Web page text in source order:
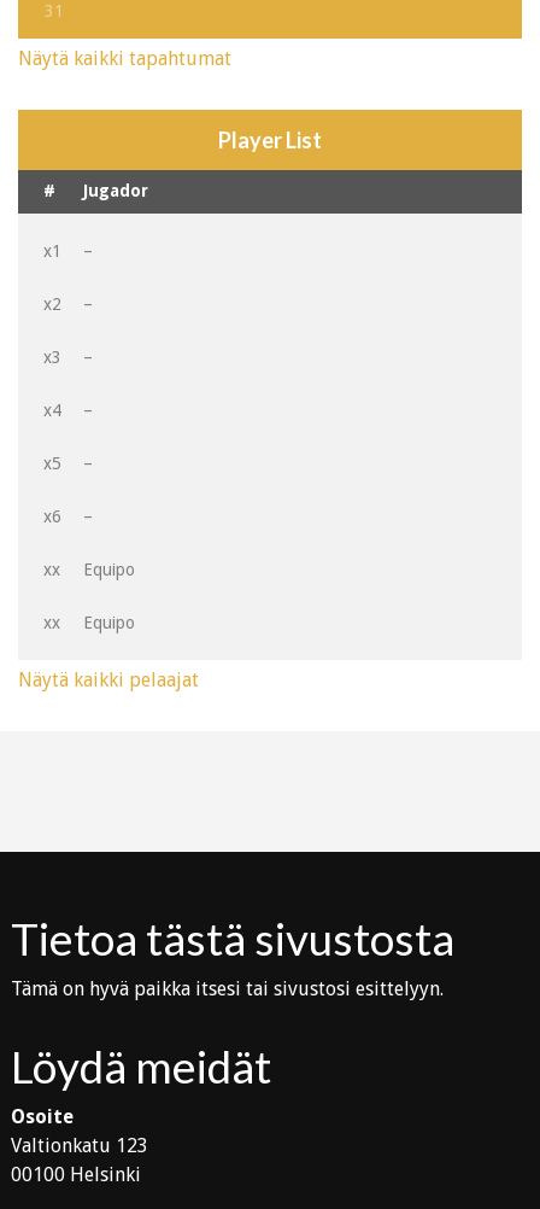
31
Näytä kaikki tapahtumat
Player List
# Jugador
x1 –
x2 –
x3 –
x4 –
x5 –
x6 –
xx Equipo
xx Equipo
Näytä kaikki pelaajat
Tietoa tästä sivustosta
Tämä on hyvä paikka itsesi tai sivustosi esittelyyn.
Löydä meidät
Osoite
Valtionkatu 123
00100 Helsinki